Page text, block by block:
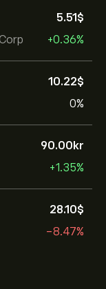
5.51‎$‎
+0.36%
10.22‎$‎
0%
90.00‎kr‎
+1.35%
28.10‎$‎
-8.47%